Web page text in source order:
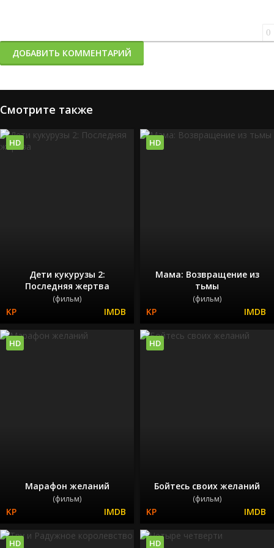
0
ДОБАВИТЬ КОММЕНТАРИЙ
Смотрите также
Дети кукурузы 2:
Последняя жертва
(фильм)
HD
Мама: Возвращение из
тьмы
(фильм)
HD
Марафон желаний
(фильм)
HD
Бойтесь своих желаний
(фильм)
HD
HD HD